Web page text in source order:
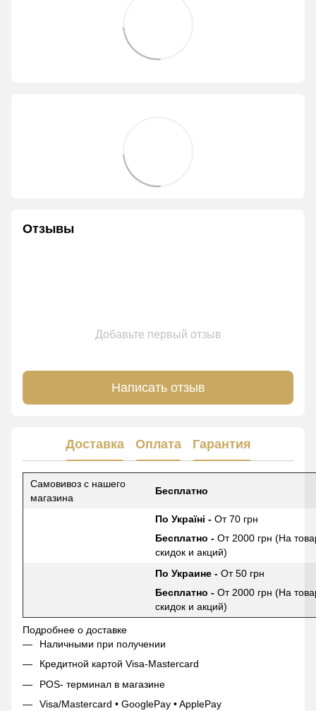
Отзывы
Добавьте первый отзыв
Написать отзыв
Доставка Оплата Гарантия
Самовивоз с нашего
магазина
Бесплатно
По Україні - От 70 грн
Бесплатно - От 2000 грн (На
скидок и акций)
По Украине - От 50 грн
Бесплатно - От 2000 грн (На
скидок и акций)
Подробнее о доставке
Наличными при получении
Кредитной картой Visa-Mastercard
POS- терминал в магазине
Visa/Mastercard • GooglePay • ApplePay